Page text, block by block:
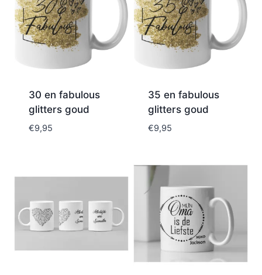
30 en fabulous
glitters goud
€9,95
35 en fabulous
glitters goud
€9,95